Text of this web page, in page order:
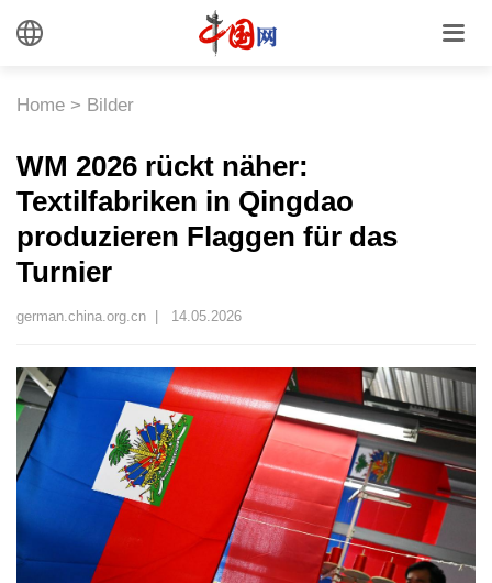
Home > Bilder
WM 2026 rückt näher:
Textilfabriken in Qingdao
produzieren Flaggen für das
Turnier
german.china.org.cn | 14.05.2026